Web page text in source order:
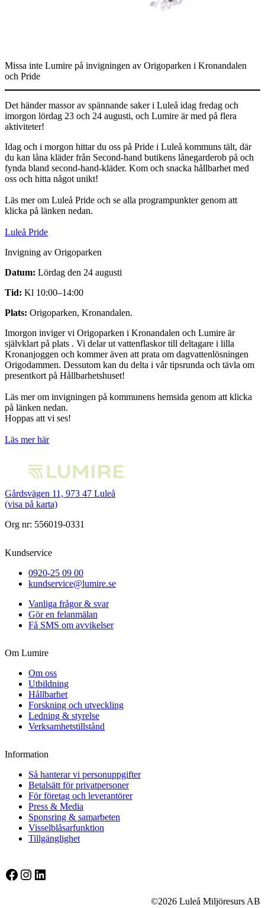
Missa inte Lumire på invigningen av Origoparken i Kronandalen
och Pride
Det händer massor av spännande saker i Luleå idag fredag och
imorgon lördag 23 och 24 augusti, och Lumire är med på flera
aktiviteter!
Idag och i morgon hittar du oss på Pride i Luleå kommuns tält, där
du kan låna kläder från Second-hand butikens lånegarderob på och
fynda bland second-hand-kläder. Kom och snacka hållbarhet med
oss och hitta något unikt!
Läs mer om Luleå Pride och se alla programpunkter genom att
klicka på länken nedan.
Luleå Pride
Invigning av Origoparken
Datum: Lördag den 24 augusti
Tid: Kl 10:00–14:00
Plats: Origoparken, Kronandalen.
Imorgon inviger vi Origoparken i Kronandalen och Lumire är
självklart på plats . Vi delar ut vattenflaskor till deltagare i lilla
Kronanjoggen och kommer även att prata om dagvattenlösningen
Origodammen. Dessutom kan du delta i vår tipsrunda och tävla om
presentkort på Hållbarhetshuset!
Läs mer om invigningen på kommunens hemsida genom att klicka
på länken nedan.
Hoppas att vi ses!
Läs mer här
Gårdsvägen 11, 973 47 Luleå
(visa på karta)
Org nr: 556019-0331
Kundservice
0920-25 09 00
kundservice@lumire.se
Vanliga frågor & svar
Gör en felanmälan
Få SMS om avvikelser
Om Lumire
Om oss
Utbildning
Hållbarhet
Forskning och utveckling
Ledning & styrelse
Verksamhetstillstånd
Information
Så hanterar vi personuppgifter
Betalsätt för privatpersoner
För företag och leverantörer
Press & Media
Sponsring & samarbeten
Visselblåsarfunktion
Tillgänglighet
Facebook Instagram LinkedIn
©2026 Luleå Miljöresurs AB